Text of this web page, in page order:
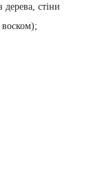
дерева, стіни